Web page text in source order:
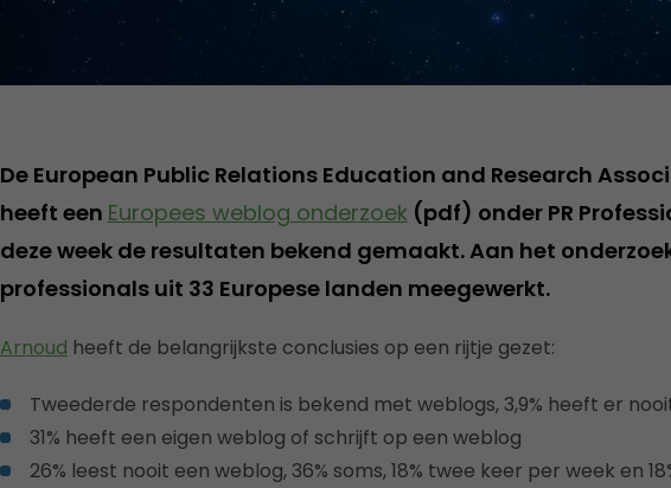
De European Public Relations Education and Research
heeft een Europees weblog onderzoek (pdf) onder PR
deze week de resultaten bekend gemaakt. Aan het
professionals uit 33 Europese landen meegewerkt.
Arnoud heeft de belangrijkste conclusies op een rijtje gezet:
Tweederde respondenten is bekend met weblogs, 3,9% heeft er
31% heeft een eigen weblog of schrijft op een weblog
26% leest nooit een weblog, 36% soms, 18% twee keer per week en